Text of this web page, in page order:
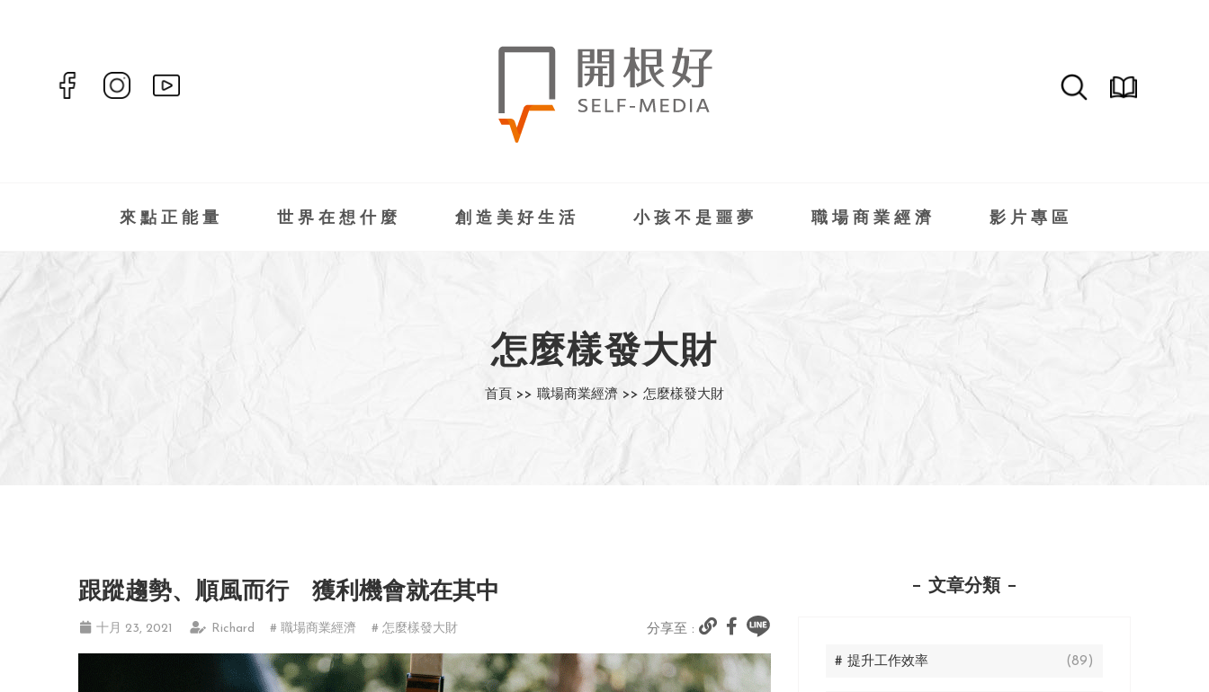
來點正能量 世界在想什麼 創造美好生活 小孩不是噩夢 職場商業經濟 影片專區
怎麼樣發大財
首頁 >> 職場商業經濟 >> 怎麼樣發大財
跟蹤趨勢、順風而行 獲利機會就在其中
十月 23, 2021 Richard # 職場商業經濟 # 怎麼樣發大財 分享至 :
文章分類
# 提升工作效率 (89)